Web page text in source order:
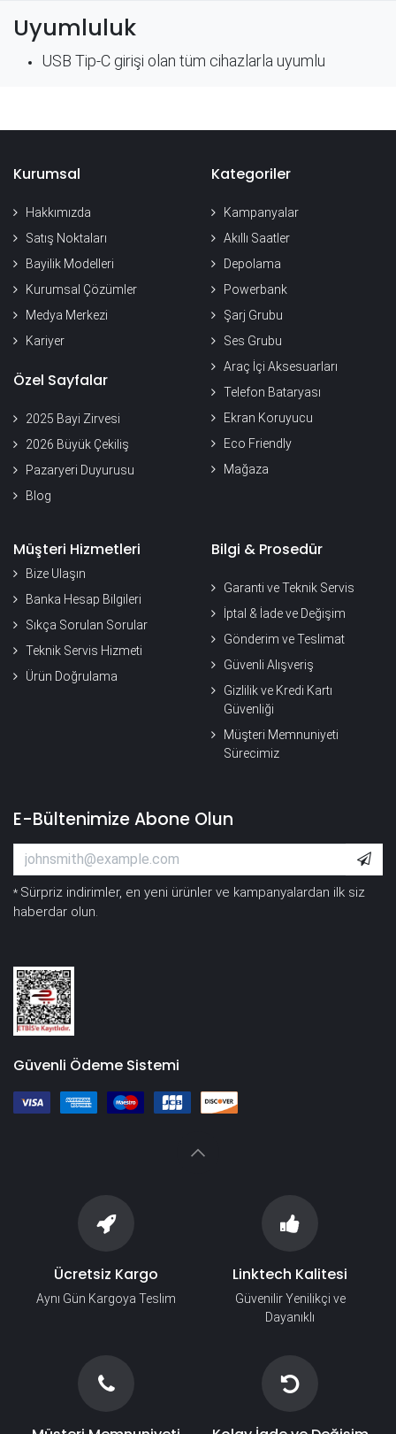
Uyumluluk
USB Tip-C girişi olan tüm cihazlarla uyumlu
Kurumsal
Hakkımızda
Satış Noktaları
Bayilik Modelleri
Kurumsal Çözümler
Medya Merkezi
Kariyer
Özel Sayfalar
2025 Bayi Zirvesi
2026 Büyük Çekiliş
Pazaryeri Duyurusu
Blog
Kategoriler
Kampanyalar
Akıllı Saatler
Depolama
Powerbank
Şarj Grubu
Ses Grubu
Araç İçi Aksesuarları
Telefon Bataryası
Ekran Koruyucu
Eco Friendly
Mağaza
Müşteri Hizmetleri
Bize Ulaşın
Banka Hesap Bilgileri
Sıkça Sorulan Sorular
Teknik Servis Hizmeti
Ürün Doğrulama
Bilgi & Prosedür
Garanti ve Teknik Servis
İptal & İade ve Değişim
Gönderim ve Teslimat
Güvenli Alışveriş
Gizlilik ve Kredi Kartı
Güvenliği
Müşteri Memnuniyeti
Sürecimiz
E-Bültenimize Abone Olun
* Sürpriz indirimler, en yeni ürünler ve kampanyalardan ilk siz
haberdar olun.
Güvenli Ödeme Sistemi
Ücretsiz Kargo
Aynı Gün Kargoya Teslim
Linktech Kalitesi
Güvenilir Yenilikçi ve
Dayanıklı